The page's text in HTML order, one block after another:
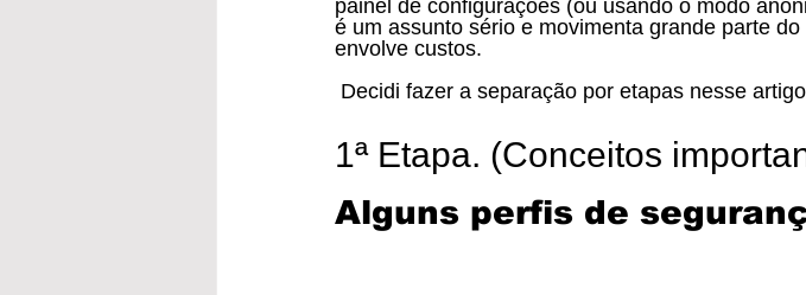
painel de configurações (ou usando o modo
é um assunto sério e movimenta grande parte
envolve custos.
Decidi fazer a separação por etapas nesse
1ª Etapa. (Conceitos
Alguns perfis de